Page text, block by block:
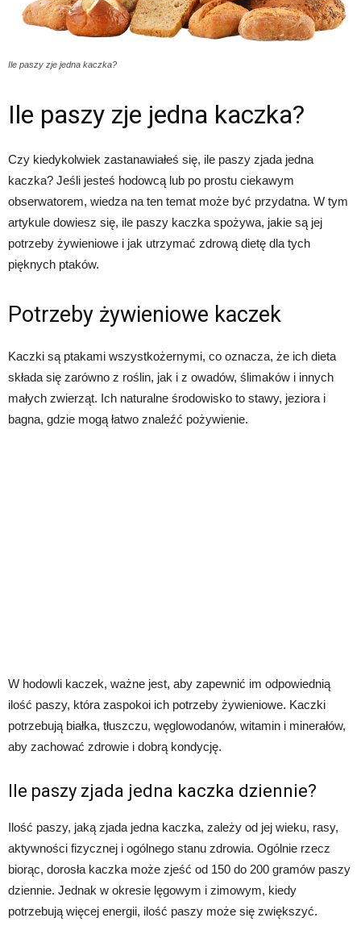
Ile paszy zje jedna kaczka?
Ile paszy zje jedna kaczka?
Czy kiedykolwiek zastanawiałeś się, ile paszy zjada jedna
kaczka? Jeśli jesteś hodowcą lub po prostu ciekawym
obserwatorem, wiedza na ten temat może być przydatna. W tym
artykule dowiesz się, ile paszy kaczka spożywa, jakie są jej
potrzeby żywieniowe i jak utrzymać zdrową dietę dla tych
pięknych ptaków.
Potrzeby żywieniowe kaczek
Kaczki są ptakami wszystkożernymi, co oznacza, że ​​ich dieta
składa się zarówno z roślin, jak i z owadów, ślimaków i innych
małych zwierząt. Ich naturalne środowisko to stawy, jeziora i
bagna, gdzie mogą łatwo znaleźć pożywienie.
W hodowli kaczek, ważne jest, aby zapewnić im odpowiednią
ilość paszy, która zaspokoi ich potrzeby żywieniowe. Kaczki
potrzebują białka, tłuszczu, węglowodanów, witamin i minerałów,
aby zachować zdrowie i dobrą kondycję.
Ile paszy zjada jedna kaczka dziennie?
Ilość paszy, jaką zjada jedna kaczka, zależy od jej wieku, rasy,
aktywności fizycznej i ogólnego stanu zdrowia. Ogólnie rzecz
biorąc, dorosła kaczka może zjeść od 150 do 200 gramów paszy
dziennie. Jednak w okresie lęgowym i zimowym, kiedy
potrzebują więcej energii, ilość paszy może się zwiększyć.